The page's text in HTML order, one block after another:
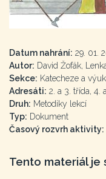
Datum nahrání: 29. 01.
Autor: David Žofák,
Sekce: Katecheze a
Adresáti: 2. a 3. třída, 4.
Druh: Metodiky lekcí
Typ: Dokument
Časový rozvrh aktivity:
Tento materiál je